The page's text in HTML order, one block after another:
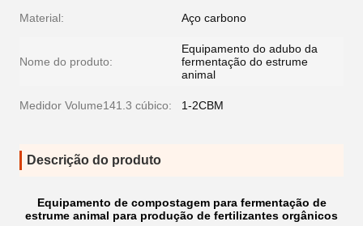
Material: Aço carbono
Nome do produto:
Equipamento do adubo da
fermentação do estrume
animal
Medidor Volume141.3 cúbico: 1-2CBM
Descrição do produto
Equipamento de compostagem para fermentação de
estrume animal para produção de fertilizantes orgânicos